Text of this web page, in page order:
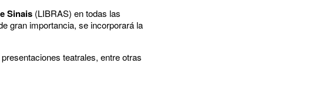
Sinais (LIBRAS) en todas las
gran importancia, se incorporará la
teatrales, entre otras